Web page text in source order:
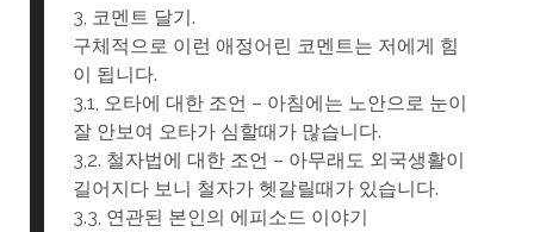
3, 코멘트 달기.
구체적으로 이런 애정어린 코멘트는 저에게 힘
이 됩니다.
3.1, 오타에 대한 조언 – 아침에는 노안으로 눈이
잘 안보여 오타가 심할때가 많습니다.
3,2. 철자법에 대한 조언 – 아무래도 외국생활이
길어지다 보니 철자가 헷갈릴때가 있습니다.
3.3, 연관된 본인의 에피소드 이야기